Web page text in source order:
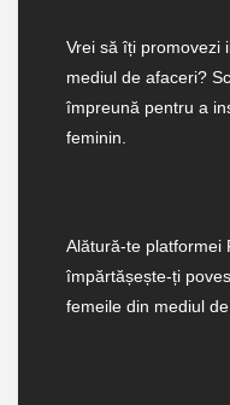
Vrei să îți promovezi
mediul de afaceri?
împreună pentru a
feminin.
Alătură-te platformei
împărtășește-ți
femeile din mediul